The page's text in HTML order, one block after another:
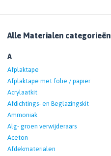
Alle Materialen categorieën
A
Afplaktape
Afplaktape met folie / papier
Acrylaatkit
Afdichtings- en Beglazingskit
Ammoniak
Alg- groen verwijderaars
Aceton
Afdekmaterialen